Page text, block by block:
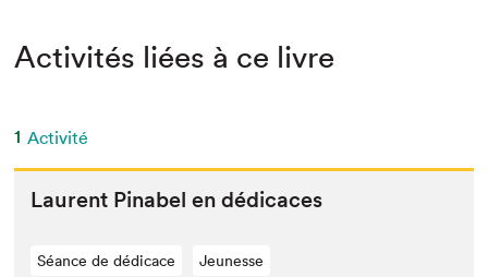
Activités liées à ce livre
1 Activité
Lau­rent Pin­abel en dédicaces
Séance de dédicace Jeunesse